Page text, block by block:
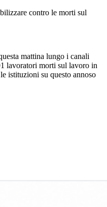
contro le morti sul
mattina lungo i canali
lavoratori morti sul lavoro in
istituzioni su questo annoso